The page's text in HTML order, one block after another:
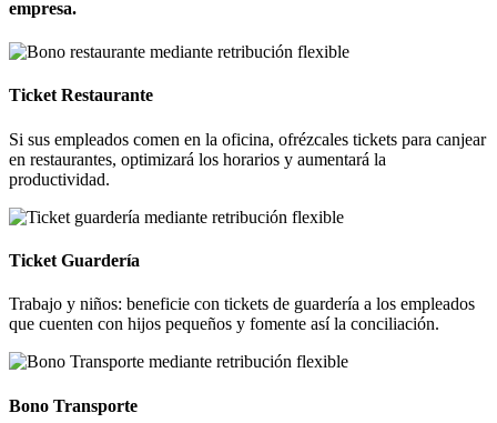
empresa.
Ticket Restaurante
Si sus empleados comen en la oficina, ofrézcales tickets para canjear
en restaurantes, optimizará los horarios y aumentará la
productividad.
Ticket Guardería
Trabajo y niños: beneficie con tickets de guardería a los empleados
que cuenten con hijos pequeños y fomente así la conciliación.
Bono Transporte